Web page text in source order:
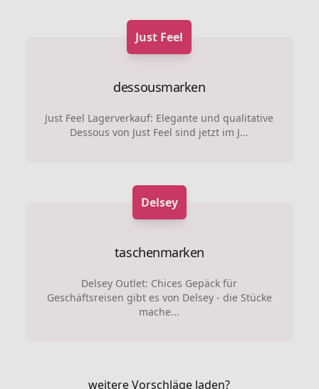
Just Feel
dessousmarken
Just Feel Lagerverkauf: Elegante und qualitative
Dessous von Just Feel sind jetzt im J...
Delsey
taschenmarken
Delsey Outlet: Chices Gepäck für
Geschäftsreisen gibt es von Delsey - die Stücke
mache...
weitere Vorschläge laden?